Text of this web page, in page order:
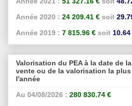
Année 2020 : 24 209.41 € soit
Année 2019 : 7 815.96 € soit 10.64
Valorisation du PEA à la date de
vente ou de la valorisation la
l'année
Au 04/08/2026 : 280 830.74 €